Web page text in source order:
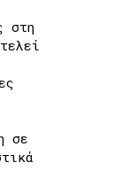
στη
σε